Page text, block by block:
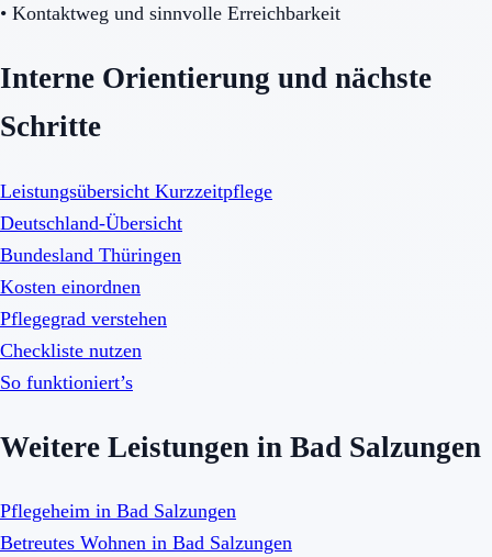
• Kontaktweg und sinnvolle Erreichbarkeit
Interne Orientierung und nächste
Schritte
Leistungsübersicht Kurzzeitpflege
Deutschland-Übersicht
Bundesland Thüringen
Kosten einordnen
Pflegegrad verstehen
Checkliste nutzen
So funktioniert’s
Weitere Leistungen in Bad Salzungen
Pflegeheim in Bad Salzungen
Betreutes Wohnen in Bad Salzungen